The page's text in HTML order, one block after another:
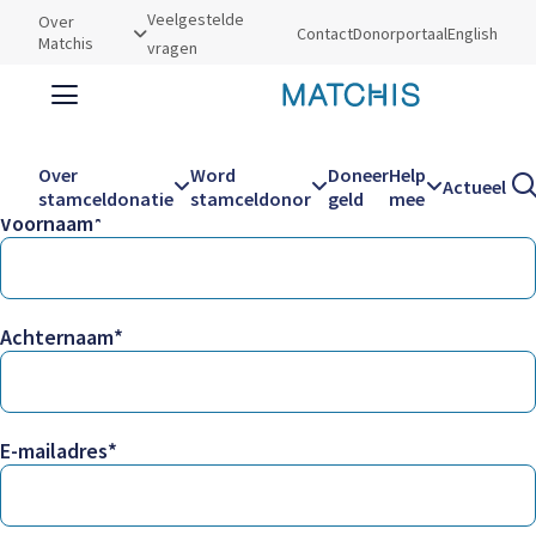
Utilities
Over
Matchis
Veelgestelde
vragen
ContactDonorportaalEnglish
Hoofdnavigatie
Over
stamceldonatie
Word
stamceldonor
Doneer
geld
Help
mee
Actueel
Wat wil je aanvragen?
Voornaam
Achternaam
E-mailadres